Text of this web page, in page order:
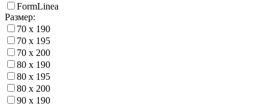
FormLinea
Размер:
70 х 190
70 х 195
70 х 200
80 х 190
80 х 195
80 х 200
90 х 190